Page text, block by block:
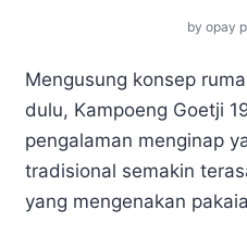
by opay
Mengusung konsep
dulu, Kampoeng Goetji
pengalaman menginap
tradisional semakin
yang mengenakan